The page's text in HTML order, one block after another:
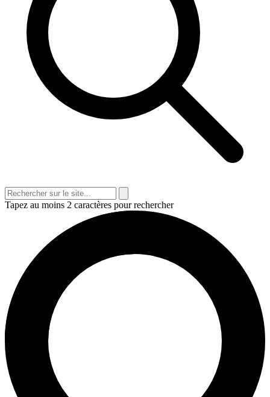
Tapez au moins 2 caractères pour rechercher